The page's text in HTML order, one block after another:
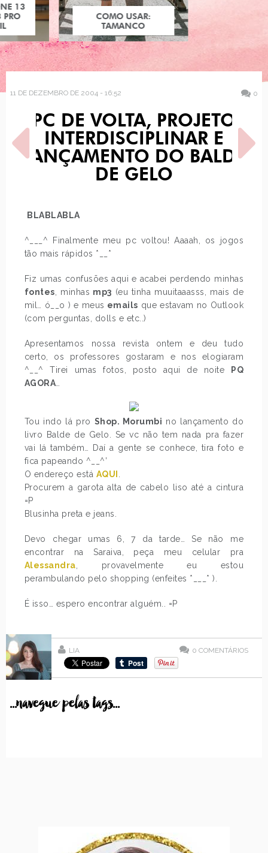
COMO USAR:
TAMANCO
COMO USAR:
BLUSA UM OMBRO
11 DE DEZEMBRO DE 2004 - 16:52 0
PC DE VOLTA, PROJETO
INTERDISCIPLINAR E
LANÇAMENTO DO BALDE
DE GELO
BLABLABLA
^___^ Finalmente meu pc voltou! Aaaah, os jogos
tão mais rápidos *__*
Fiz umas confusões aqui e acabei perdendo minhas
fontes , minhas mp3 (eu tinha muuitaaasss, mais de
mil… ó__o ) e meus emails que estavam no Outlook
(com perguntas, dolls e etc..)
Apresentamos nossa revista ontem e deu tudo
certo, os professores gostaram e nos elogiaram
^__^ Tirei umas fotos, posto aqui de noite
PQ
AGORA
Tou indo lá pro Shop. Morumbi no lançamento do
livro Balde de Gelo. Se vc não tem nada pra fazer
vai lá também… Daí a gente se conhece, tira foto e
fica papeando ^__^’
O endereço está AQUI
Procurem a garota alta de cabelo liso até a cintura
=P
Blusinha preta e jeans.
Devo chegar umas 6, 7 da tarde… Se não me
encontrar na Saraiva, peça meu celular pra
Alessandra , provavelmente eu estou
perambulando pelo shopping (enfeites *___* ).
É isso… espero encontrar alguém.. =P
LIA 0 COMENTÁRIOS
...navegue pelas tags...
DVD LILO & STICH, NATAL